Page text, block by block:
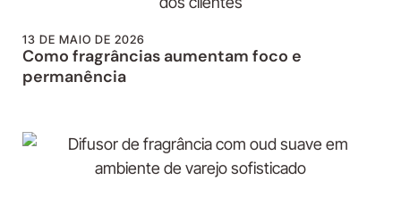
13 DE MAIO DE 2026
Como fragrâncias aumentam foco e
permanência